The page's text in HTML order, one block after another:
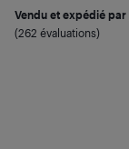
Vendu et expédié par
(262 évaluations)